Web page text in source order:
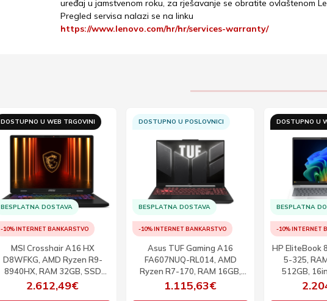
uređaj u jamstvenom roku, za rješavanje se obratite ovlaštenom
Pregled servisa nalazi se na linku
https://www.lenovo.com/hr/hr/services-warranty/
DOSTUPNO U WEB TRGOVINI
BESPLATNA DOSTAVA
-10% INTERNET BANKARSTVO
MSI Crosshair A16 HX
D8WFKG, AMD Ryzen R9-
8940HX, RAM 32GB, SSD
1TB, RTX 5060, 16inch,
2.612,49€
DOSTUPNO U POSLOVNICI
BESPLATNA DOSTAVA
-10% INTERNET BANKARSTVO
Asus TUF Gaming A16
FA607NUQ-RL014, AMD
Ryzen R7-170, RAM 16GB,
SSD 512GB, RTX 4050,
1.115,63€
DOSTUPNO U
BESPLATNA
-10% INTERNET
HP EliteBook
5-325,
512GB,